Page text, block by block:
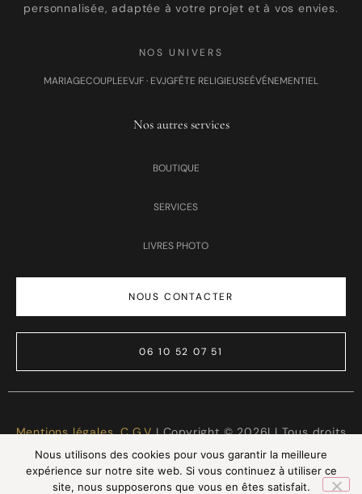
personnalisée, adaptée à votre projet et à vos envies.
NOS UNIVERS
MARIAGECOUPLEEVJF · EVJGFÊTE RELIGIEUSEÉVÉNEMENTIEL
Nos autres services
BOUTIQUE
SERVICES
LIVRES PHOTO
NOUS CONTACTER
06 10 52 07 51
Mentions légales,C.G.VI Copyright © 2026| | Tous droits
réservés | Made with ❤️LTG Services
Nous utilisons des cookies pour vous garantir la meilleure
expérience sur notre site web. Si vous continuez à utiliser ce
site, nous supposerons que vous en êtes satisfait.